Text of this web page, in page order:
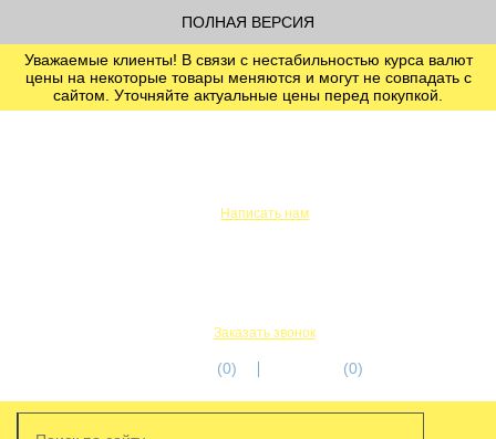
ПОЛНАЯ ВЕРСИЯ
Уважаемые клиенты! В связи с нестабильностью курса валют
цены на некоторые товары меняются и могут не совпадать с
сайтом. Уточняйте актуальные цены перед покупкой.
Написать нам
Заказать звонок
(0) (0)